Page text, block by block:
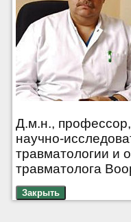
Д.м.н.,
научно-
травматологии и
травматолога